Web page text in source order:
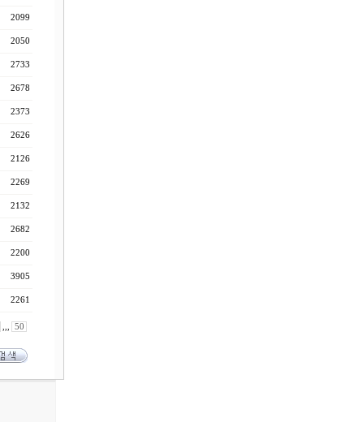
2099
2050
2733
2678
2373
2626
2126
2269
2132
2682
2200
3905
2261
,,, 50